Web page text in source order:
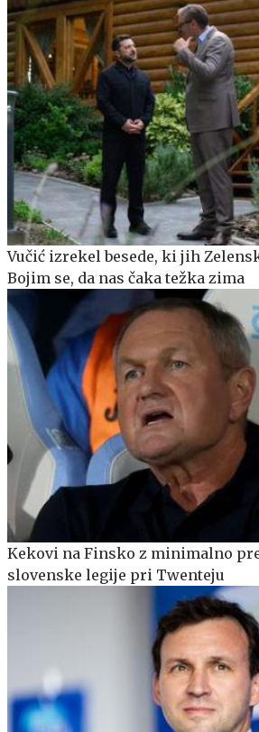
Vučić izrekel besede, ki jih
Bojim se, da nas čaka težka zima
Kekovi na Finsko z minimalno
slovenske legije pri Twenteju